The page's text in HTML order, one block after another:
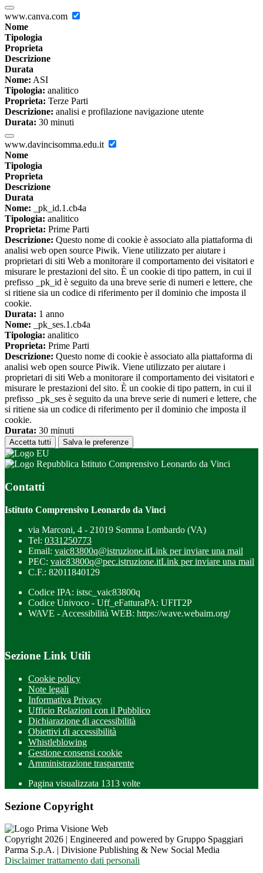
www.canva.com
Nome
Tipologia
Proprieta
Descrizione
Durata
Nome: ASI
Tipologia: analitico
Proprieta: Terze Parti
Descrizione: analisi e profilazione navigazione utente
Durata: 30 minuti
www.davincisomma.edu.it
Nome
Tipologia
Proprieta
Descrizione
Durata
Nome: _pk_id.1.cb4a
Tipologia: analitico
Proprieta: Prime Parti
Descrizione: Questo nome di cookie è associato alla piattaforma di
analisi web open source Piwik. Viene utilizzato per aiutare i
proprietari di siti Web a monitorare il comportamento dei visitatori e
misurare le prestazioni del sito. È un cookie di tipo pattern, in cui il
prefisso _pk_id è seguito da una breve serie di numeri e lettere, che
si ritiene sia un codice di riferimento per il dominio che imposta il
cookie.
Durata: 1 anno
Nome: _pk_ses.1.cb4a
Tipologia: analitico
Proprieta: Prime Parti
Descrizione: Questo nome di cookie è associato alla piattaforma di
analisi web open source Piwik. Viene utilizzato per aiutare i
proprietari di siti Web a monitorare il comportamento dei visitatori e
misurare le prestazioni del sito. È un cookie di tipo pattern, in cui il
prefisso _pk_ses è seguito da una breve serie di numeri e lettere, che
si ritiene sia un codice di riferimento per il dominio che imposta il
cookie.
Durata: 30 minuti
Accetta tutti Salva le preferenze
Istituto Comprensivo Leonardo da Vinci
Contatti
Istituto Comprensivo Leonardo da Vinci
via Marconi, 4 - 21019 Somma Lombardo (VA)
Tel: 0331250773
Email: vaic83800q@istruzione.itLink per inviare una mail
PEC: vaic83800q@pec.istruzione.itLink per inviare una mail
C.F.: 82011840129
Codice IPA: istsc_vaic83800q
Codice Univoco - Uff_eFatturaPA: UFIT2P
WAVE - Accessibilità WEB: https://wave.webaim.org/
Sezione Link Utili
Cookie policy
Note legali
Informativa Privacy
Ufficio Relazioni con il Pubblico
Dichiarazione di accessibilità
Obiettivi di accessibilità
Whistleblowing
Gestione consensi cookie
Amministrazione trasparente
Pagina visualizzata 1313 volte
Sezione Copyright
Copyright 2026 | Engineered and powered by Gruppo Spaggiari
Parma S.p.A. | Divisione Publishing & New Social Media
Disclaimer trattamento dati personali